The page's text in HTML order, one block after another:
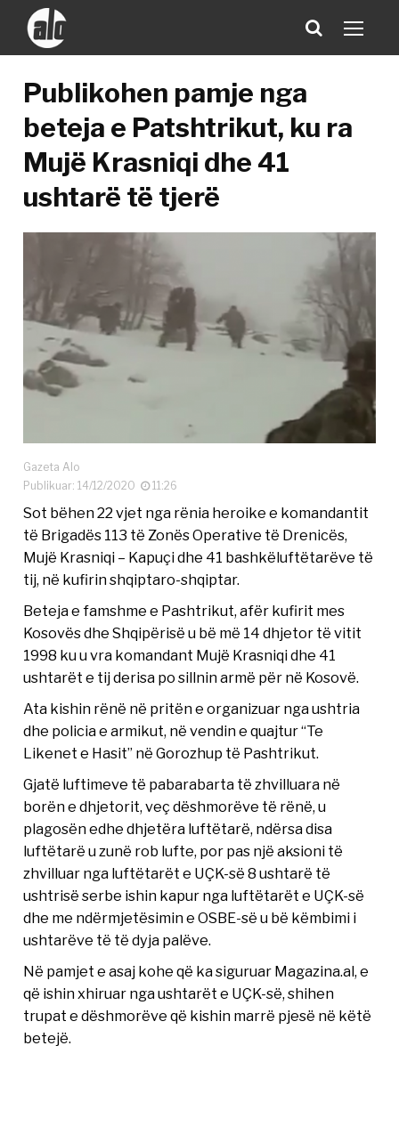
Publikohen pamje nga
beteja e Patshtrikut, ku ra
Mujë Krasniqi dhe 41
ushtarë të tjerë
Gazeta Alo
Publikuar: 14/12/2020
11:26
Sot bëhen 22 vjet nga rënia heroike e komandantit
të Brigadës 113 të Zonës Operative të Drenicës,
Mujë Krasniqi – Kapuçi dhe 41 bashkëluftëtarëve të
tij, në kufirin shqiptaro-shqiptar.
Beteja e famshme e Pashtrikut, afër kufirit mes
Kosovës dhe Shqipërisë u bë më 14 dhjetor të vitit
1998 ku u vra komandant Mujë Krasniqi dhe 41
ushtarët e tij derisa po sillnin armë për në Kosovë.
Ata kishin rënë në pritën e organizuar nga ushtria
dhe policia e armikut, në vendin e quajtur “Te
Likenet e Hasit” në Gorozhup të Pashtrikut.
Gjatë luftimeve të pabarabarta të zhvilluara në
borën e dhjetorit, veç dëshmorëve të rënë, u
plagosën edhe dhjetëra luftëtarë, ndërsa disa
luftëtarë u zunë rob lufte, por pas një aksioni të
zhvilluar nga luftëtarët e UÇK-së 8 ushtarë të
ushtrisë serbe ishin kapur nga luftëtarët e UÇK-së
dhe me ndërmjetësimin e OSBE-së u bë këmbimi i
ushtarëve të të dyja palëve.
Në pamjet e asaj kohe që ka siguruar Magazina.al, e
që ishin xhiruar nga ushtarët e UÇK-së, shihen
trupat e dëshmorëve që kishin marrë pjesë në këtë
betejë.